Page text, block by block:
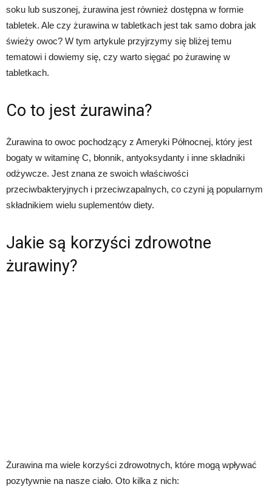
soku lub suszonej, żurawina jest również dostępna w formie
tabletek. Ale czy żurawina w tabletkach jest tak samo dobra jak
świeży owoc? W tym artykule przyjrzymy się bliżej temu
tematowi i dowiemy się, czy warto sięgać po żurawinę w
tabletkach.
Co to jest żurawina?
Żurawina to owoc pochodzący z Ameryki Północnej, który jest
bogaty w witaminę C, błonnik, antyoksydanty i inne składniki
odżywcze. Jest znana ze swoich właściwości
przeciwbakteryjnych i przeciwzapalnych, co czyni ją popularnym
składnikiem wielu suplementów diety.
Jakie są korzyści zdrowotne
żurawiny?
Żurawina ma wiele korzyści zdrowotnych, które mogą wpływać
pozytywnie na nasze ciało. Oto kilka z nich: